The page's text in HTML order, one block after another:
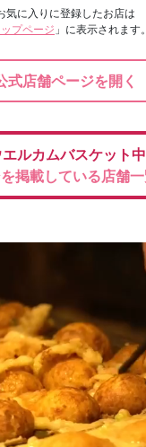
気に入りに登録したお店は
ップページ 」に表示されます。
式店舗ページを開く
エルカムバスケット
掲載している店舗一